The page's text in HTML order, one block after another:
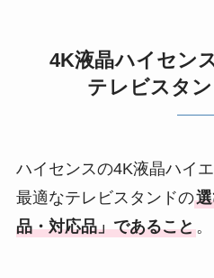
4K液晶ハイセン
テレビスタ
ハイセンスの4K液晶ハイ
最適なテレビスタンドの
品・対応品」であること。